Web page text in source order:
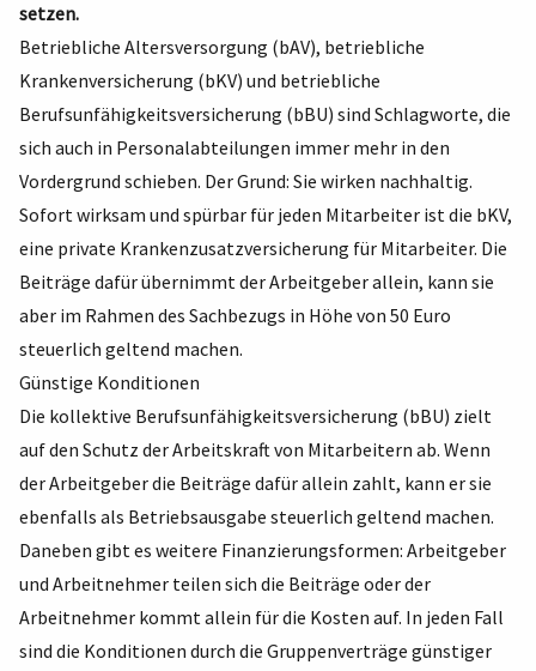
setzen.
Betriebliche Altersversorgung (bAV), betriebliche
Krankenversicherung (bKV) und betriebliche
Berufsunfähigkeitsversicherung (bBU) sind Schlagworte, die
sich auch in Personalabteilungen immer mehr in den
Vordergrund schieben. Der Grund: Sie wirken nachhaltig.
Sofort wirksam und spürbar für jeden Mitarbeiter ist die bKV,
eine private Krankenzusatzversicherung für Mitarbeiter. Die
Beiträge dafür übernimmt der Arbeitgeber allein, kann sie
aber im Rahmen des Sachbezugs in Höhe von 50 Euro
steuerlich geltend machen.
Günstige Konditionen
Die kollektive Berufsunfähigkeitsversicherung (bBU) zielt
auf den Schutz der Arbeitskraft von Mitarbeitern ab. Wenn
der Arbeitgeber die Beiträge dafür allein zahlt, kann er sie
ebenfalls als Betriebsausgabe steuerlich geltend machen.
Daneben gibt es weitere Finanzierungsformen: Arbeitgeber
und Arbeitnehmer teilen sich die Beiträge oder der
Arbeitnehmer kommt allein für die Kosten auf. In jeden Fall
sind die Konditionen durch die Gruppenverträge günstiger